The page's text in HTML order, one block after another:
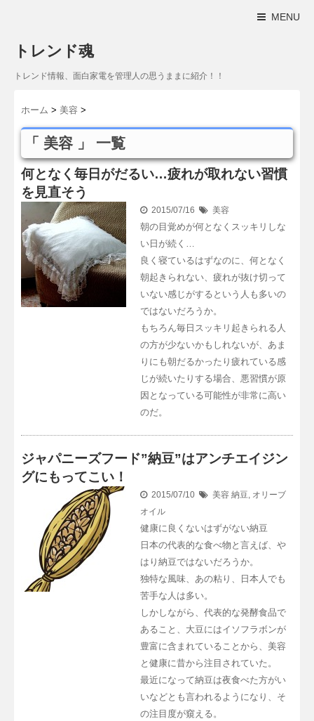
MENU
トレンド魂
トレンド情報、面白家電を管理人の思うままに紹介！！
ホーム > 美容 >
「 美容 」 一覧
何となく毎日がだるい…疲れが取れない習慣
を見直そう
2015/07/16 美容
朝の目覚めが何となくスッキリしな
い日が続く…
良く寝ているはずなのに、何となく
朝起きられない、疲れが抜け切って
いない感じがするという人も多いの
ではないだろうか。
もちろん毎日スッキリ起きられる人
の方が少ないかもしれないが、あま
りにも朝だるかったり疲れている感
じが続いたりする場合、悪習慣が原
因となっている可能性が非常に高い
のだ。
ジャパニーズフード”納豆”はアンチエイジン
グにもってこい！
2015/07/10 美容 納豆, オリーブ
オイル
健康に良くないはずがない納豆
日本の代表的な食べ物と言えば、や
はり納豆ではないだろうか。
独特な風味、あの粘り、日本人でも
苦手な人は多い。
しかしながら、代表的な発酵食品で
あること、大豆にはイソフラボンが
豊富に含まれていることから、美容
と健康に昔から注目されていた。
最近になって納豆は夜食べた方がい
いなどとも言われるようになり、そ
の注目度が窺える。